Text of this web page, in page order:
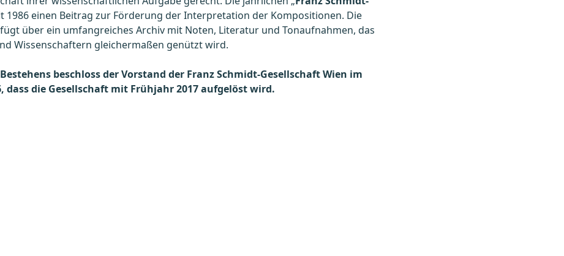
1986 einen Beitrag zur Förderung der Interpretation der Kompositionen. Die
über ein umfangreiches Archiv mit Noten, Literatur und Tonaufnahmen, das
Wissenschaftern gleichermaßen genützt wird.
beschloss der Vorstand der Franz Schmidt-Gesellschaft Wien im
dass die Gesellschaft mit Frühjahr 2017 aufgelöst wird.